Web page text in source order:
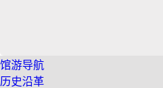
馆游导航
历史沿革